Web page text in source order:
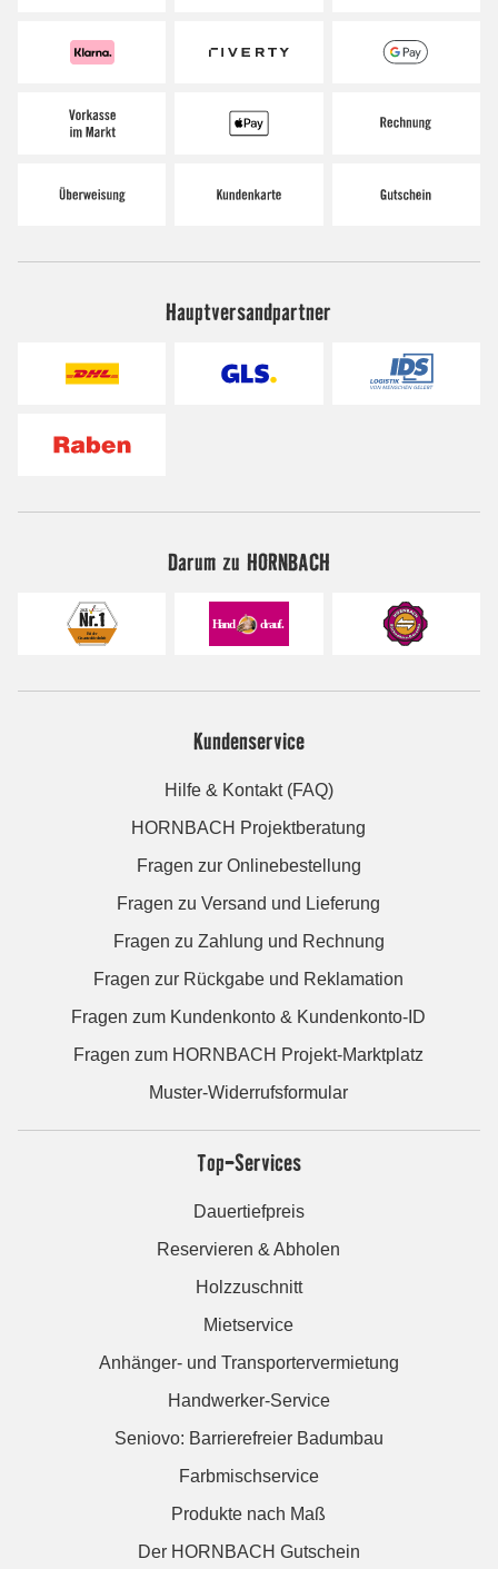
Hauptversandpartner
Darum zu HORNBACH
Kundenservice
Hilfe & Kontakt (FAQ)
HORNBACH Projektberatung
Fragen zur Onlinebestellung
Fragen zu Versand und Lieferung
Fragen zu Zahlung und Rechnung
Fragen zur Rückgabe und Reklamation
Fragen zum Kundenkonto & Kundenkonto-ID
Fragen zum HORNBACH Projekt-Marktplatz
Muster-Widerrufsformular
Top-Services
Dauertiefpreis
Reservieren & Abholen
Holzzuschnitt
Mietservice
Anhänger- und Transportervermietung
Handwerker-Service
Seniovo: Barrierefreier Badumbau
Farbmischservice
Produkte nach Maß
Der HORNBACH Gutschein